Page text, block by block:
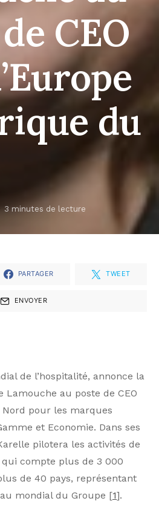
CEO
du
3 minutes de lecture
PARTAGER TWEET
ENVOYER
de l’hospitalité, annonce la
Lamouche au poste de CEO
pour les marques
et Economie. Dans ses
pilotera les activités de
compte plus de 3 000
de 40 pays, représentant
mondial du Groupe [1].